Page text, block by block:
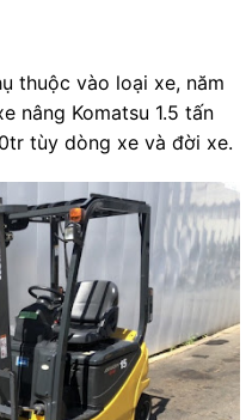
thuộc vào loại xe, năm
nâng Komatsu 1.5 tấn
tùy dòng xe và đời xe.